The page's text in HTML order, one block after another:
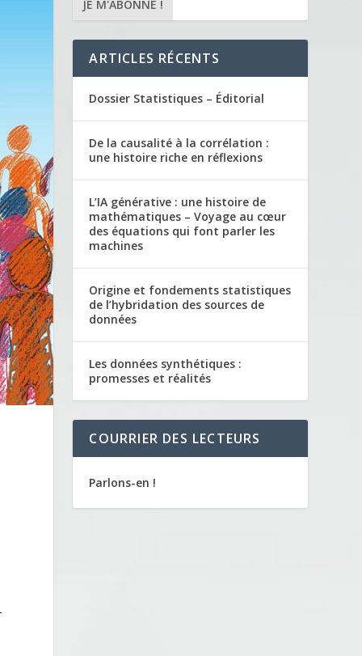
ARTICLES RÉCENTS
Dossier Statistiques – Éditorial
De la causalité à la corrélation :
une histoire riche en réflexions
L’IA générative : une histoire de
mathématiques – Voyage au cœur
des équations qui font parler les
machines
Origine et fondements statistiques
de l’hybridation des sources de
données
Les données synthétiques :
promesses et réalités
COURRIER DES LECTEURS
Parlons-en !